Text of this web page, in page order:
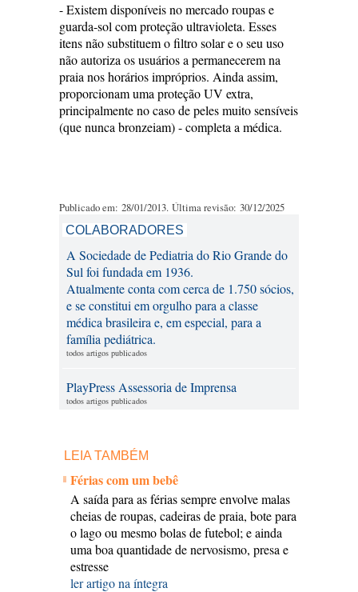
- Existem disponíveis no mercado roupas e
guarda-sol com proteção ultravioleta. Esses
itens não substituem o filtro solar e o seu uso
não autoriza os usuários a permanecerem na
praia nos horários impróprios. Ainda assim,
proporcionam uma proteção UV extra,
principalmente no caso de peles muito sensíveis
(que nunca bronzeiam) - completa a médica.
Publicado em: 28/01/2013. Última revisão: 30/12/2025
COLABORADORES
A Sociedade de Pediatria do Rio Grande do
Sul foi fundada em 1936.
Atualmente conta com cerca de 1.750 sócios,
e se constitui em orgulho para a classe
médica brasileira e, em especial, para a
família pediátrica.
todos artigos publicados
PlayPress Assessoria de Imprensa
todos artigos publicados
LEIA TAMBÉM
Férias com um bebê
A saída para as férias sempre envolve malas
cheias de roupas, cadeiras de praia, bote para
o lago ou mesmo bolas de futebol; e ainda
uma boa quantidade de nervosismo, presa e
estresse
ler artigo na íntegra